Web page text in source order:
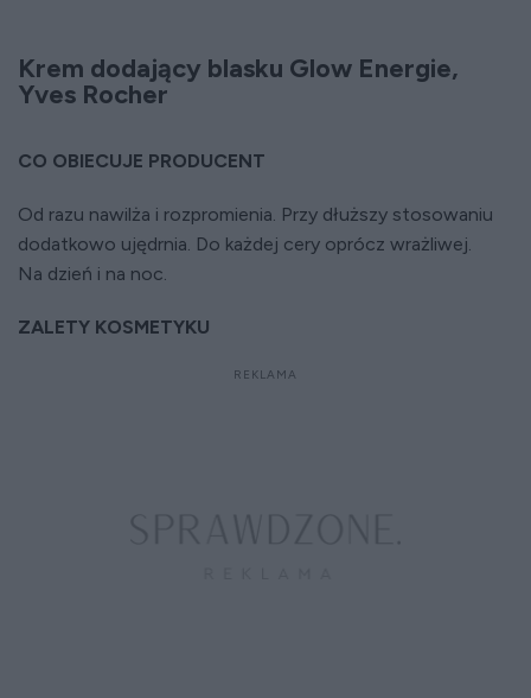
Krem dodający blasku Glow Energie,
Yves Rocher
CO OBIECUJE PRODUCENT
Od razu nawilża i rozpromienia. Przy dłuższy stosowaniu
dodatkowo ujędrnia. Do każdej cery oprócz wrażliwej.
Na dzień i na noc.
ZALETY KOSMETYKU